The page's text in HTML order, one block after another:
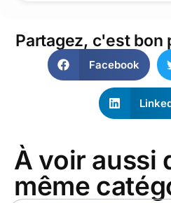
Partagez, c'est bon
Facebook
À voir aussi
même